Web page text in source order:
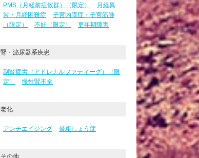
PMS（月経前症候群）（限定）
月経異
常・月経困難症
子宮内膜症・子宮筋腫
（限定）
不妊（限定） 更年期障害
腎・泌尿器系疾患
副腎疲労（アドレナルファティーグ）（限
定）
慢性腎不全
老化
アンチエイジング 骨粗しょう症